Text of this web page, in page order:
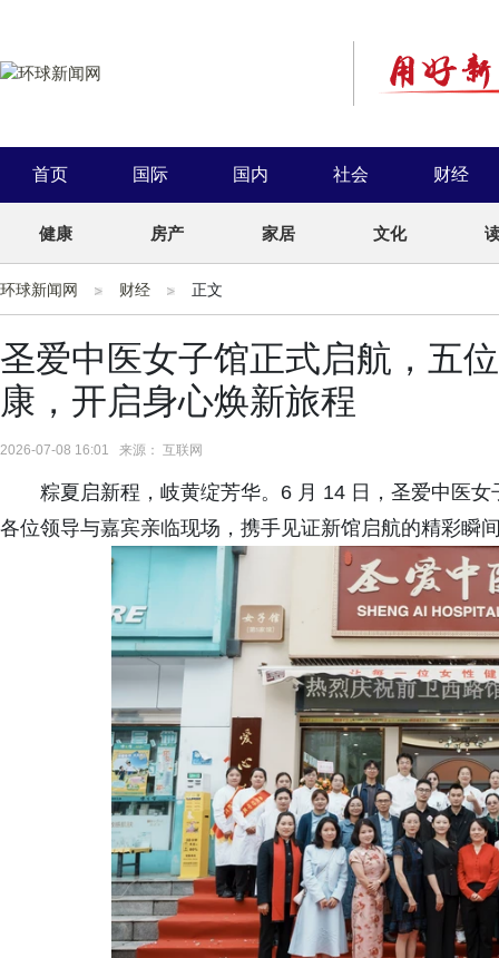
首页 国际 国内 社会 财经
健康 房产 家居 文化
环球新闻网 财经 正文
圣爱中医女子馆正式启航，五
康，开启身心焕新旅程
2026-07-08 16:01 来源： 互联网
粽夏启新程，岐黄绽芳华。6 月 14 日，圣爱中医
各位领导与嘉宾亲临现场，携手见证新馆启航的精彩瞬